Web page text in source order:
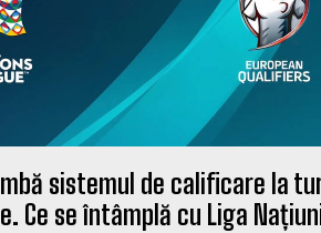
sistemul de calificare la
Ce se întâmplă cu Liga